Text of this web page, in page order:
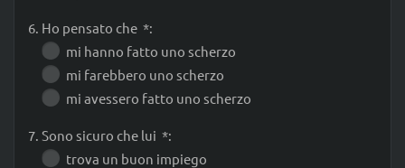
6. Ho pensato che *:
mi hanno fatto uno scherzo
mi farebbero uno scherzo
mi avessero fatto uno scherzo
7. Sono sicuro che lui *:
trova un buon impiego